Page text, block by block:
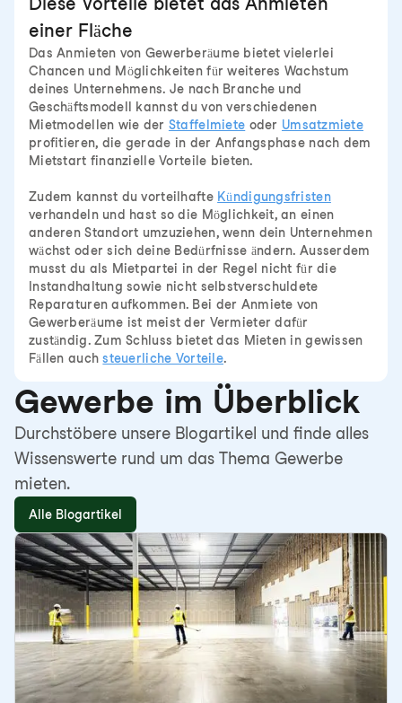
einer Fläche
Das Anmieten von Gewerberäume bietet vielerlei
Chancen und Möglichkeiten für weiteres Wachstum
deines Unternehmens. Je nach Branche und
Geschäftsmodell kannst du von verschiedenen
Mietmodellen wie der Staffelmiete oder Umsatzmiete
profitieren, die gerade in der Anfangsphase nach dem
Mietstart finanzielle Vorteile bieten.
Zudem kannst du vorteilhafte Kündigungsfristen
verhandeln und hast so die Möglichkeit, an einen
anderen Standort umzuziehen, wenn dein Unternehmen
wächst oder sich deine Bedürfnisse ändern. Ausserdem
musst du als Mietpartei in der Regel nicht für die
Instandhaltung sowie nicht selbstverschuldete
Reparaturen aufkommen. Bei der Anmiete von
Gewerberäume ist meist der Vermieter dafür
zuständig. Zum Schluss bietet das Mieten in gewissen
Fällen auchsteuerliche Vorteile.
Gewerbe im Überblick
Durchstöbere unsere Blogartikel und finde alles
Wissenswerte rund um das Thema Gewerbe
mieten.
Alle Blogartikel